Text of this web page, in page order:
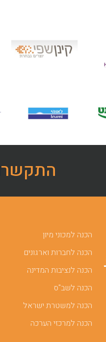
התקשרו
הכנה למכוני מיון
הכנה לחברות וארגונים
הכנה לנציבות המדינה
הכנה לשב"ס
הכנה למשטרת ישראל
הכנה למרכזי הערכה